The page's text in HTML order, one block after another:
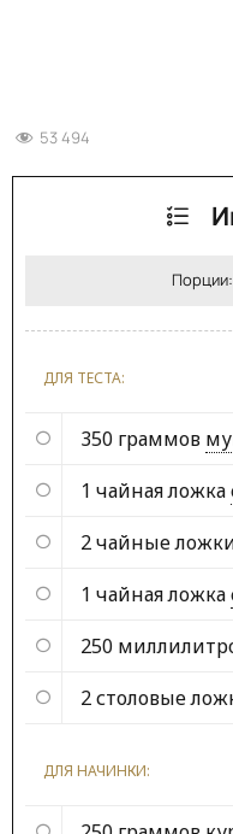
53 494
Порции:
ДЛЯ ТЕСТА:
350 граммов
1 чайная ложка
2 чайные
1 чайная ложка
250
2 столовые
ДЛЯ НАЧИНКИ: